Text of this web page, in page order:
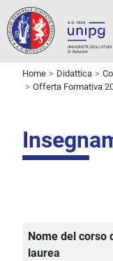
Home Didattica
Offerta Formativa
Nome del corso
laurea